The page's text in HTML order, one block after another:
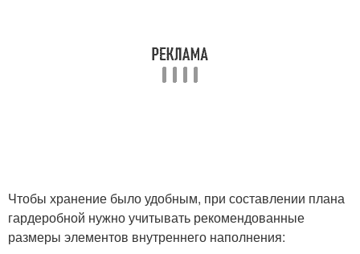
Чтобы хранение было удобным, при составлении плана
гардеробной нужно учитывать рекомендованные
размеры элементов внутреннего наполнения: